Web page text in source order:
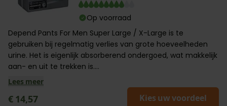
Op voorraad
Depend Pants For Men Super Large / X-Large is te
gebruiken bij regelmatig verlies van grote hoeveelheden
urine. Het is eigenlijk absorberend ondergoed, wat makkelijk
aan- en uit te trekken is....
Lees meer
€ 14,57 Kies uw voordeel